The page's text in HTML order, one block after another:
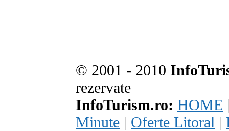
© 2001 - 2010
rezervate
InfoTurism.ro: HOME
Minute | Oferte Litoral |